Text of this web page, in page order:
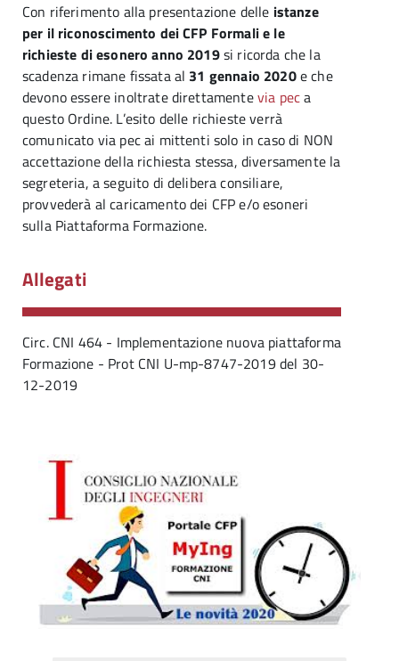
Con riferimento alla presentazione delle istanze
per il riconoscimento dei CFP Formali e le
richieste di esonero anno 2019si ricorda che la
scadenza rimane fissata al 31 gennaio 2020e che
devono essere inoltrate direttamentevia peca
questo Ordine. L’esito delle richieste verrà
comunicato via pec ai mittenti solo in caso di NON
accettazione della richiesta stessa, diversamente la
segreteria, a seguito di delibera consiliare,
provvederà al caricamento dei CFP e/o esoneri
sulla Piattaforma Formazione.
Allegati
Circ. CNI 464 - Implementazione nuova piattaforma
Formazione - Prot CNI U-mp-8747-2019 del 30-
12-2019